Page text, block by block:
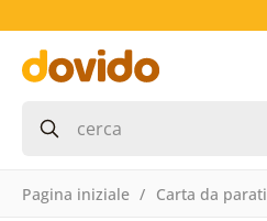
Pagina iniziale Carta da parati